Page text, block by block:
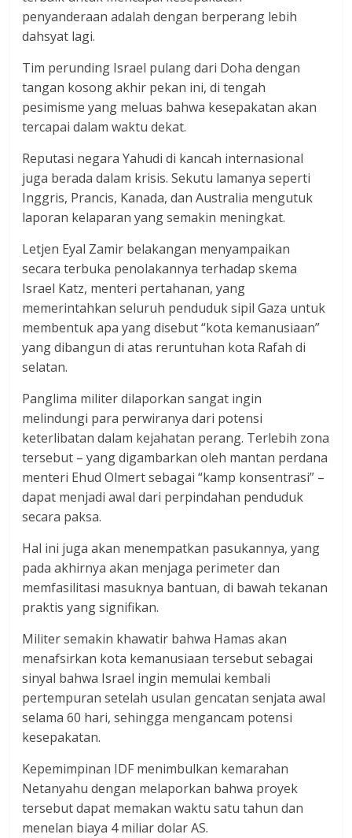
penyanderaan adalah dengan berperang lebih
dahsyat lagi.
Tim perunding Israel pulang dari Doha dengan
tangan kosong akhir pekan ini, di tengah
pesimisme yang meluas bahwa kesepakatan akan
tercapai dalam waktu dekat.
Reputasi negara Yahudi di kancah internasional
juga berada dalam krisis. Sekutu lamanya seperti
Inggris, Prancis, Kanada, dan Australia mengutuk
laporan kelaparan yang semakin meningkat.
Letjen Eyal Zamir belakangan menyampaikan
secara terbuka penolakannya terhadap skema
Israel Katz, menteri pertahanan, yang
memerintahkan seluruh penduduk sipil Gaza untuk
membentuk apa yang disebut “kota kemanusiaan”
yang dibangun di atas reruntuhan kota Rafah di
selatan.
Panglima militer dilaporkan sangat ingin
melindungi para perwiranya dari potensi
keterlibatan dalam kejahatan perang. Terlebih zona
tersebut – yang digambarkan oleh mantan perdana
menteri Ehud Olmert sebagai “kamp konsentrasi” –
dapat menjadi awal dari perpindahan penduduk
secara paksa.
Hal ini juga akan menempatkan pasukannya, yang
pada akhirnya akan menjaga perimeter dan
memfasilitasi masuknya bantuan, di bawah tekanan
praktis yang signifikan.
Militer semakin khawatir bahwa Hamas akan
menafsirkan kota kemanusiaan tersebut sebagai
sinyal bahwa Israel ingin memulai kembali
pertempuran setelah usulan gencatan senjata awal
selama 60 hari, sehingga mengancam potensi
kesepakatan.
Kepemimpinan IDF menimbulkan kemarahan
Netanyahu dengan melaporkan bahwa proyek
tersebut dapat memakan waktu satu tahun dan
menelan biaya 4 miliar dolar AS.